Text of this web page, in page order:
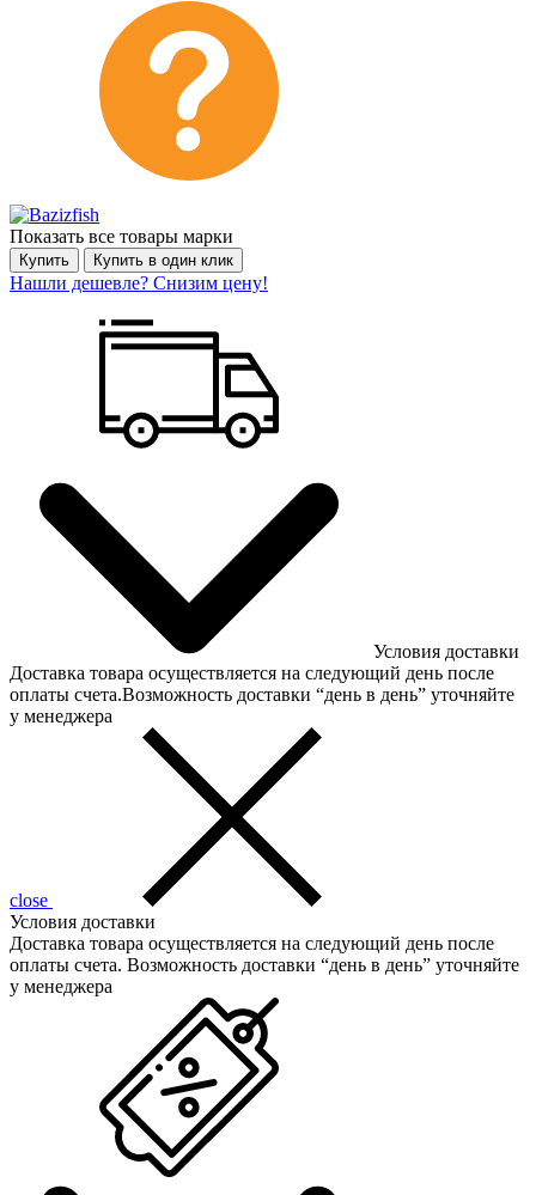
Показать все товары марки
Купить Купить в один клик
Нашли дешевле? Снизим цену!
Условия доставки
Доставка товара осуществляется на следующий день после
оплаты счета.Возможность доставки “день в день” уточняйте
у менеджера
close
Условия доставки
Доставка товара осуществляется на следующий день после
оплаты счета. Возможность доставки “день в день” уточняйте
у менеджера